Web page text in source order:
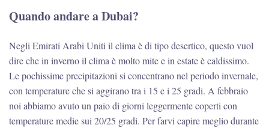
Quando andare a Dubai?
Negli Emirati Arabi Uniti il clima è di tipo desertico, questo vuol
dire che in inverno il clima è molto mite e in estate è caldissimo.
Le pochissime precipitazioni si concentrano nel periodo invernale,
con temperature che si aggirano tra i 15 e i 25 gradi. A febbraio
noi abbiamo avuto un paio di giorni leggermente coperti con
temperature medie sui 20/25 gradi. Per farvi capire meglio durante